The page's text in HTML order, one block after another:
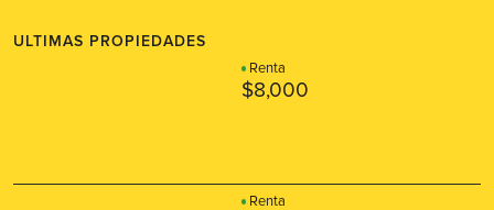
ULTIMAS PROPIEDADES
Renta
$8,000
Renta